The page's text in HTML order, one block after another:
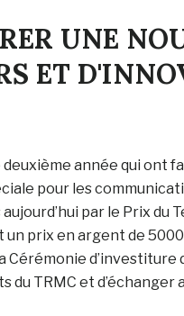
UNE
ET
année qui ont
pour les
par le Prix du
prix en argent de
d’investiture
TRMC et d’échanger